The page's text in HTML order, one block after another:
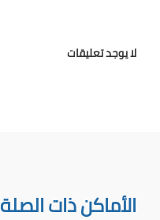
لا يوجد تعليقات
الأماكن ذات الصلة